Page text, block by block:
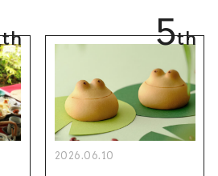
th 5th
2026.06.10